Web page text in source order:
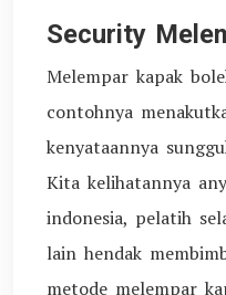
Security
Melempar kapak
contohnya
kenyataannya
Kita kelihatannya
indonesia, pelatih
lain hendak
metode melempar